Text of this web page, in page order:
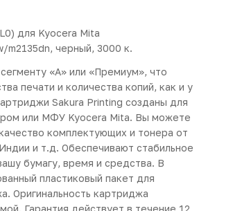
для Kyocera Mita
m2135dn, черный, 3000 к.
«А» или «Премиум», что
печати и количества копий, как и у
Sakura Printing созданы для
или МФУ Kyocera Mita. Вы можете
комплектующих и тонера от
и т.д. Обеспечивают стабильное
бумагу, время и средства. В
пластиковый пакет для
Оригинальность картриджа
Гарантия действует в течение 12